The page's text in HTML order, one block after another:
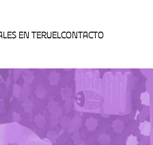
EN TERUELCONTACTO